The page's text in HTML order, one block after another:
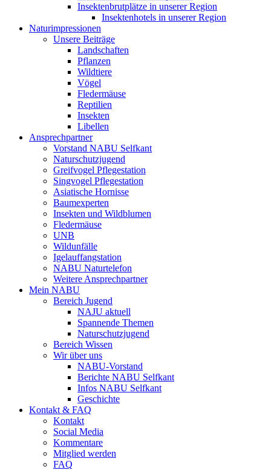
Insektenbrutplätze in unserer Region
Insektenhotels in unserer Region
Naturimpressionen
Unsere Beiträge
Landschaften
Pflanzen
Wildtiere
Vögel
Fledermäuse
Reptilien
Insekten
Libellen
Ansprechpartner
Vorstand NABU Selfkant
Naturschutzjugend
Greifvogel Pflegestation
Singvogel Pflegestation
Asiatische Hornisse
Baumexperten
Insekten und Wildblumen
Fledermäuse
UNB
Wildunfälle
Igelauffangstation
NABU Naturtelefon
Weitere Ansprechpartner
Mein NABU
Bereich Jugend
NAJU aktuell
Spannende Themen
Naturschutzjugend
Bereich Wissen
Wir über uns
NABU-Vorstand
Berichte NABU Selfkant
Infos NABU Selfkant
Geschichte
Kontakt & FAQ
Kontakt
Social Media
Kommentare
Mitglied werden
FAQ